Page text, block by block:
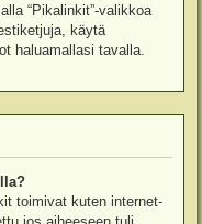
“Pikalinkit”-valikkoa
käytä
haluamallasi tavalla.
toimivat kuten internet-